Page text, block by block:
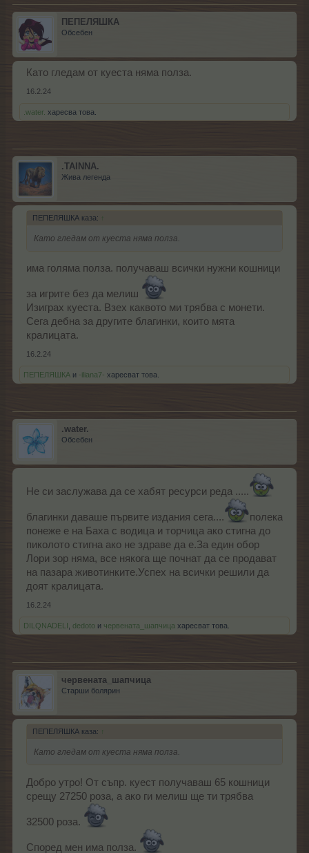
ПЕПЕЛЯШКА
Обсебен
Като гледам от куеста няма полза.
16.2.24
.water. харесва това.
.TAINNA.
Жива легенда
ПЕПЕЛЯШКА каза: ↑
Като гледам от куеста няма полза.
има голяма полза. получаваш всички нужни кошници
за игрите без да мелиш
Изиграх куеста. Взех каквото ми трябва с монети.
Сега дебна за другите благинки, които мята
кралицата.
16.2.24
ПЕПЕЛЯШКА и -iliana7- харесват това.
.water.
Обсебен
Не си заслужава да се хабят ресурси реда .....
благинки даваше първите издания сега....
полека
понеже е на Баха с водица и торчица ако стигна до
пиколото стигна ако не здраве да е.За един обор
Лори зор няма, все някога ще почнат да се продават
на пазара животинките.Успех на всички решили да
доят кралицата.
16.2.24
DILQNADELI dedoto и червената_шапчица харесват това.
червената_шапчица
Старши болярин
ПЕПЕЛЯШКА каза: ↑
Като гледам от куеста няма полза.
Добро утро! От съпр. куест получаваш 65 кошници
срещу 27250 роза, а ако ги мелиш ще ти трябва
32500 роза.
Според мен има полза.